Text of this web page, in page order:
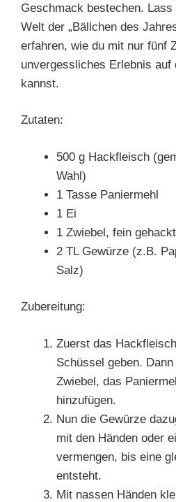
Geschmack bestechen.
Welt der „Bällchen des
erfahren, wie du mit nur fünf
unvergessliches Erlebnis auf
kannst.
Zutaten:
500 g Hackfleisch
Wahl)
1 Tasse Paniermehl
1 Ei
1 Zwiebel, fein gehackt
2 TL Gewürze (z.B.
Salz)
Zubereitung:
Zuerst das
Schüssel geben.
Zwiebel, das
hinzufügen.
Nun die Gewürze
mit den Händen oder
vermengen, bis eine
entsteht.
Mit nassen Händen